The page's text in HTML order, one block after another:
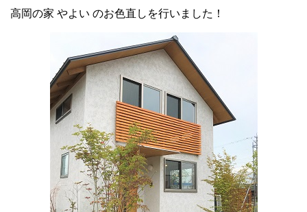
高岡の家 やよい のお色直しを行いました！